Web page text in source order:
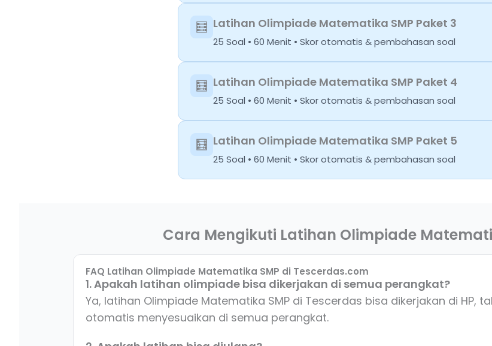
🧮 Latihan Olimpiade Matematika SMP Paket 3
25 Soal • 60 Menit • Skor otomatis & pembahasan soal
🧮 Latihan Olimpiade Matematika SMP Paket 4
25 Soal • 60 Menit • Skor otomatis & pembahasan soal
🧮 Latihan Olimpiade Matematika SMP Paket 5
25 Soal • 60 Menit • Skor otomatis & pembahasan soal
Cara Mengikuti Latihan Olimpiade
FAQ Latihan Olimpiade Matematika SMP di Tescerdas.com
1. Apakah latihan olimpiade bisa dikerjakan di semua perangkat?
Ya, latihan Olimpiade Matematika SMP di Tescerdas bisa dikerjakan di HP,
otomatis menyesuaikan di semua perangkat.